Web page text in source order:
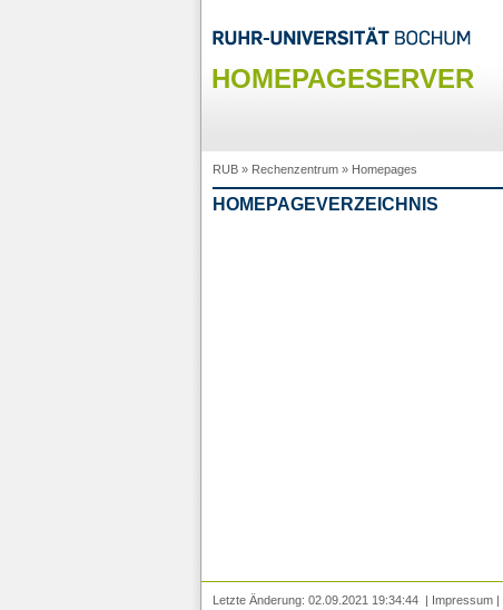
HOMEPAGESERVER
RUB» Rechenzentrum» Homepages
HOMEPAGEVERZEICHNIS
Letzte Änderung: 02.09.2021 19:34:44 | Impressum|